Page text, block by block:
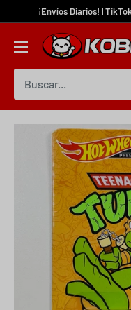
¡Envíos Diarios! |